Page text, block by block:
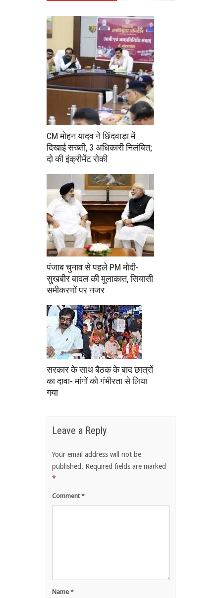
CM मोहन यादव ने छिंदवाड़ा में
दिखाई सख्ती, 3 अधिकारी निलंबित;
दो की इंक्रीमेंट रोकी
पंजाब चुनाव से पहले PM मोदी-
सुखबीर बादल की मुलाकात, सियासी
समीकरणों पर नजर
सरकार के साथ बैठक के बाद छात्रों
का दावा- मांगों को गंभीरता से लिया
गया
Leave a Reply
Your email address will not be
published. Required fields are marked
*
Comment*
Name *